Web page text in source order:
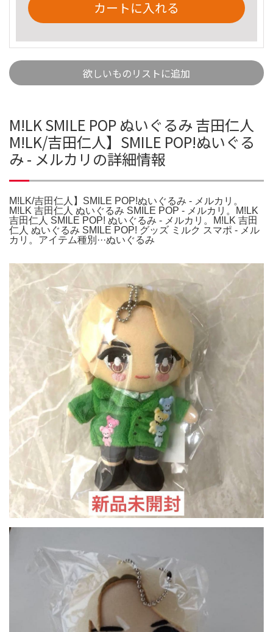
カートに入れる
欲しいものリストに追加
M!LK SMILE POP ぬいぐるみ 吉田仁人
M!LK/吉田仁人】SMILE POP!ぬいぐる
み - メルカリの詳細情報
M!LK/吉田仁人】SMILE POP!ぬいぐるみ - メルカリ。
M!LK 吉田仁人 ぬいぐるみ SMILE POP - メルカリ。M!LK
吉田仁人 SMILE POP! ぬいぐるみ - メルカリ。M!LK 吉田
仁人 ぬいぐるみ SMILE POP! グッズ ミルク スマポ - メル
カリ。アイテム種別···ぬいぐるみ